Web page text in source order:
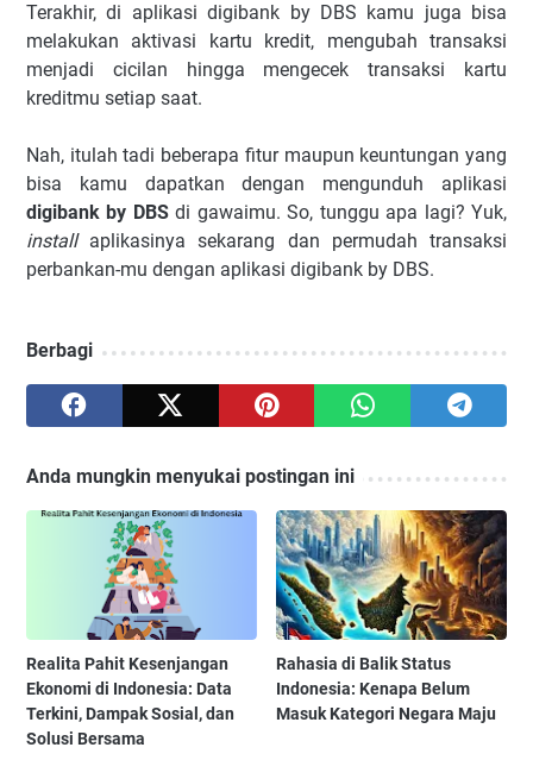
Terakhir, di aplikasi digibank by DBS kamu juga bisa
melakukan aktivasi kartu kredit, mengubah transaksi
menjadi cicilan hingga mengecek transaksi kartu
kreditmu setiap saat.
Nah, itulah tadi beberapa fitur maupun keuntungan yang
bisa kamu dapatkan dengan mengunduh aplikasi
digibank by DBSdi gawaimu. So, tunggu apa lagi? Yuk,
installaplikasinya sekarang dan permudah transaksi
perbankan-mu dengan aplikasi digibank by DBS.
Berbagi
Anda mungkin menyukai postingan ini
Realita Pahit Kesenjangan
Ekonomi di Indonesia: Data
Terkini, Dampak Sosial, dan
Solusi Bersama
Rahasia di Balik Status
Indonesia: Kenapa Belum
Masuk Kategori Negara Maju